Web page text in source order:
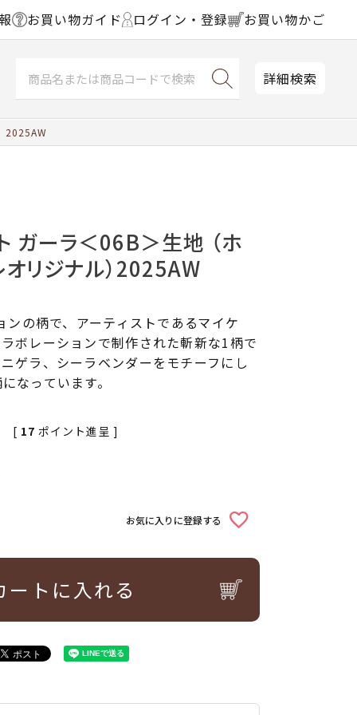
お買い物ガイド ログイン・登録 お買い物かご
詳細検索
2025AW
ガーラ＜06B＞生地 （ホ
リジナル）2025AW
の柄で、アーティストであるマイケ
ボレーションで制作された斬新な1柄で
ゲラ、シーラベンダーをモチーフにし
なっています。
[ 17 ポイント進呈 ]
お気に入りに登録する
ートに入れる